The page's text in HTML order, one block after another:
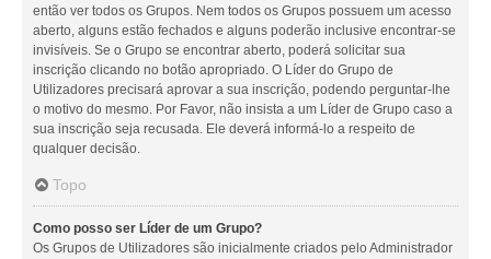
então ver todos os Grupos. Nem todos os Grupos possuem um acesso
aberto, alguns estão fechados e alguns poderão inclusive encontrar-se
invisíveis. Se o Grupo se encontrar aberto, poderá solicitar sua
inscrição clicando no botão apropriado. O Líder do Grupo de
Utilizadores precisará aprovar a sua inscrição, podendo perguntar-lhe
o motivo do mesmo. Por Favor, não insista a um Líder de Grupo caso a
sua inscrição seja recusada. Ele deverá informá-lo a respeito de
qualquer decisão.
Topo
Como posso ser Líder de um Grupo?
Os Grupos de Utilizadores são inicialmente criados pelo Administrador